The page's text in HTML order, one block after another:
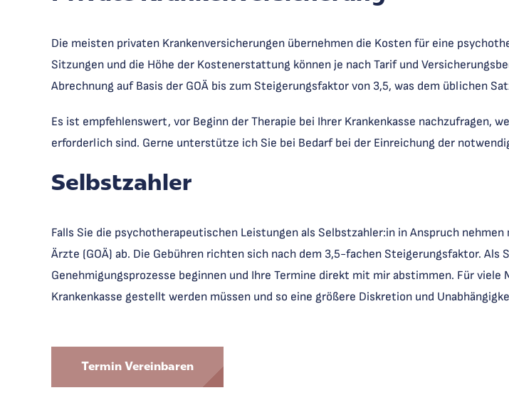
Die meisten privaten Krankenversicherungen übernehmen die Kosten für eine
Sitzungen und die Höhe der Kostenerstattung können je nach Tarif und
Abrechnung auf Basis der GOÄ bis zum Steigerungsfaktor von 3,5, was dem üblichen
Es ist empfehlenswert, vor Beginn der Therapie bei Ihrer Krankenkasse nachzufragen,
erforderlich sind. Gerne unterstütze ich Sie bei Bedarf bei der Einreichung der
Selbstzahler
Falls Sie die psychotherapeutischen Leistungen als Selbstzahler:in in Anspruch
Ärzte (GOÄ) ab. Die Gebühren richten sich nach dem 3,5-fachen Steigerungsfaktor. Als
Genehmigungsprozesse beginnen und Ihre Termine direkt mit mir abstimmen. Für
Krankenkasse gestellt werden müssen und so eine größere Diskretion und
Termin Vereinbaren